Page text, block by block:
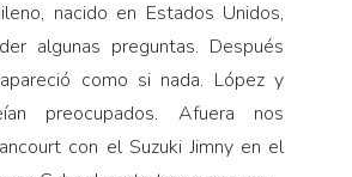
nacido en Estados Unidos,
algunas preguntas. Después
como si nada. López y
preocupados. Afuera nos
con el Suzuki Jimny en el